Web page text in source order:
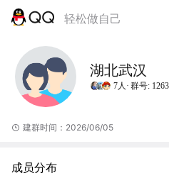
轻松做自己
湖北武汉
7人· 群号:
建群时间：2026/06/05
成员分布